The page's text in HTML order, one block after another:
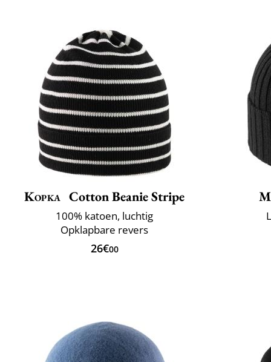
Kopka Cotton Beanie Stripe
100% katoen, luchtig
Opklapbare revers
26€00